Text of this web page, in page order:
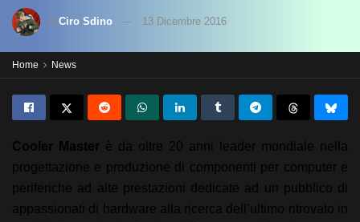
di Ciro Sdino 13 Dicembre 2016
Home News
Cooler Master è da oltre 20 anni leader mondiale nella
progettazione e produzione di componenti per computer e
periferiche ad alte prestazioni dedicate ad un pubblico di
appassionati di hardware alla ricerca dell’ultimo ritrovato in